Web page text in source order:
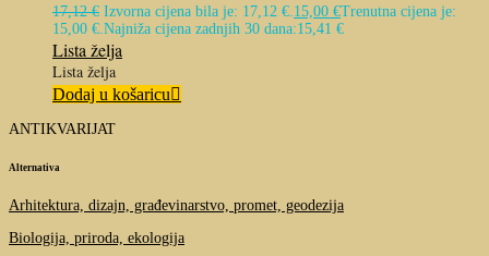
17,12€ Izvorna cijena bila je: 17,12 €.15,00 €Trenutna cijena je:
15,00 €.Najniža cijena zadnjih 30 dana:15,41 €
Lista želja
Lista želja
Dodaj u košaricu
ANTIKVARIJAT
Alternativa
Arhitektura, dizajn, građevinarstvo, promet, geodezija
Biologija, priroda, ekologija